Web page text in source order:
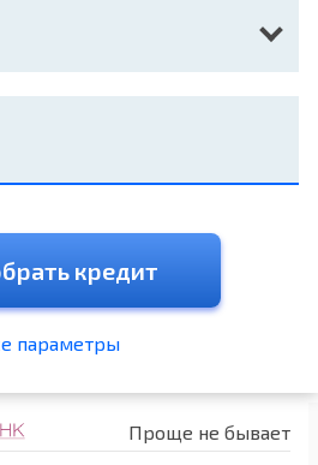
кредит
параметры
Проще не бывает